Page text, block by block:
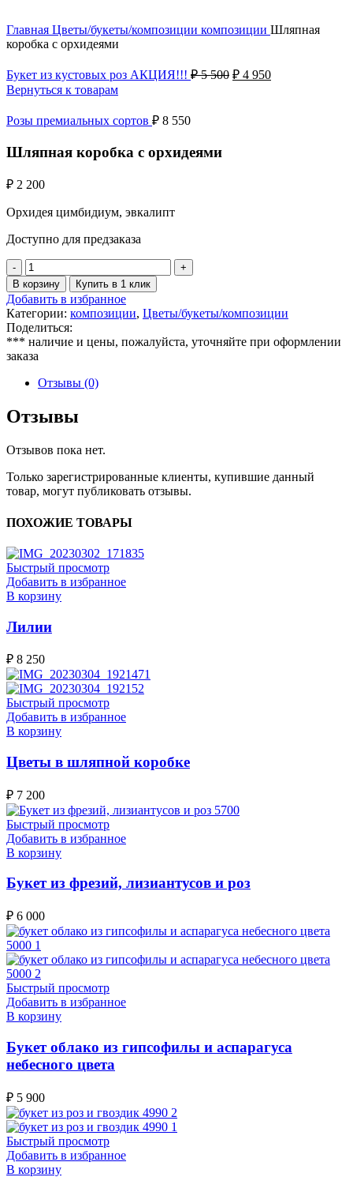
Главная Цветы/букеты/композиции композиции Шляпная
коробка с орхидеями
Букет из кустовых роз АКЦИЯ!!! ₽5 500 Первоначальная
₽ 4 950Текущая
Вернуться к товарам
Розы премиальных сортов ₽ 8 550
Шляпная коробка с орхидеями
₽ 2 200
Орхидея цимбидиум, эвкалипт
Доступно для предзаказа
Количество
товара
Шляпная
коробка
с
орхидеями
В корзину Купить в 1 клик
Добавить в избранное
Категории: композиции, Цветы/букеты/композиции
Поделиться:
*** наличие и цены, пожалуйста, уточняйте при оформлении
заказа
Отзывы (0)
Отзывы
Отзывов пока нет.
Только зарегистрированные клиенты, купившие данный
товар, могут публиковать отзывы.
ПОХОЖИЕ ТОВАРЫ
Быстрый просмотр
Добавить в избранное
В корзину
Лилии
₽ 8 250
Быстрый просмотр
Добавить в избранное
В корзину
Цветы в шляпной коробке
₽ 7 200
Быстрый просмотр
Добавить в избранное
В корзину
Букет из фрезий, лизиантусов и роз
₽ 6 000
Быстрый просмотр
Добавить в избранное
В корзину
Букет облако из гипсофилы и аспарагуса
небесного цвета
₽ 5 900
Быстрый просмотр
Добавить в избранное
В корзину